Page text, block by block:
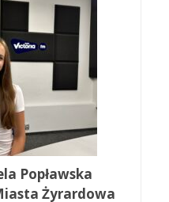
Popławska
Żyrardowa